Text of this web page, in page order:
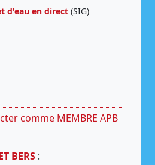
d'eau en direct(SIG)
comme MEMBRE APB
BERS :